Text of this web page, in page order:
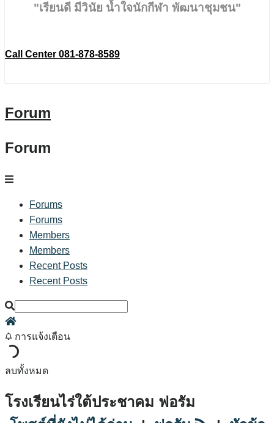
"เรียนดี มีวินัย น้ำใจนักกีฬา พัฒนาชุมชน"
Call Center 081-878-8589
Forum
Forum
Forums
Forums
Members
Members
Recent Posts
Recent Posts
การแจ้งเตือน
ลบทั้งหมด
โรงเรียนไร่ใต้ประชาคม ฟอรัม